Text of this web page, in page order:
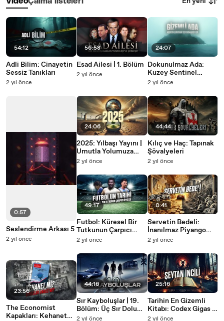
54:12
Adli Bilim: Cinayetin
Sessiz Tanıkları
2 yıl önce
0:57
Seslendirme Arkası 5
2 yıl önce
23:56
The Economist
Kapakları: Kehanet
56:58
Esad Ailesi | 1. Bölüm
2 yıl önce
24:06
2025: Yılbaşı Yayını |
Umutla Yolumuza
Devam
2 yıl önce
49:17
Futbol: Küresel Bir
Tutkunun Çarpıcı
Hikâyesi
2 yıl önce
44:16
Sır Kayboluşlar | 19.
Bölüm: Üç Sır Dolu
Vaka
2 yıl önce
24:07
Dokunulmaz Ada:
Kuzey Sentinel
Adası'nda Ne Var?
2 yıl önce
44:44
Kılıç ve Haç: Tapınak
Şövalyeleri
2 yıl önce
0:41
Servetin Bedeli:
İnanılmaz Piyango
Hikayeleri
2 yıl önce
25:16
Tarihin En Gizemli
Kitabı: Codex Gigas |
Şeytan İncili
2 yıl önce